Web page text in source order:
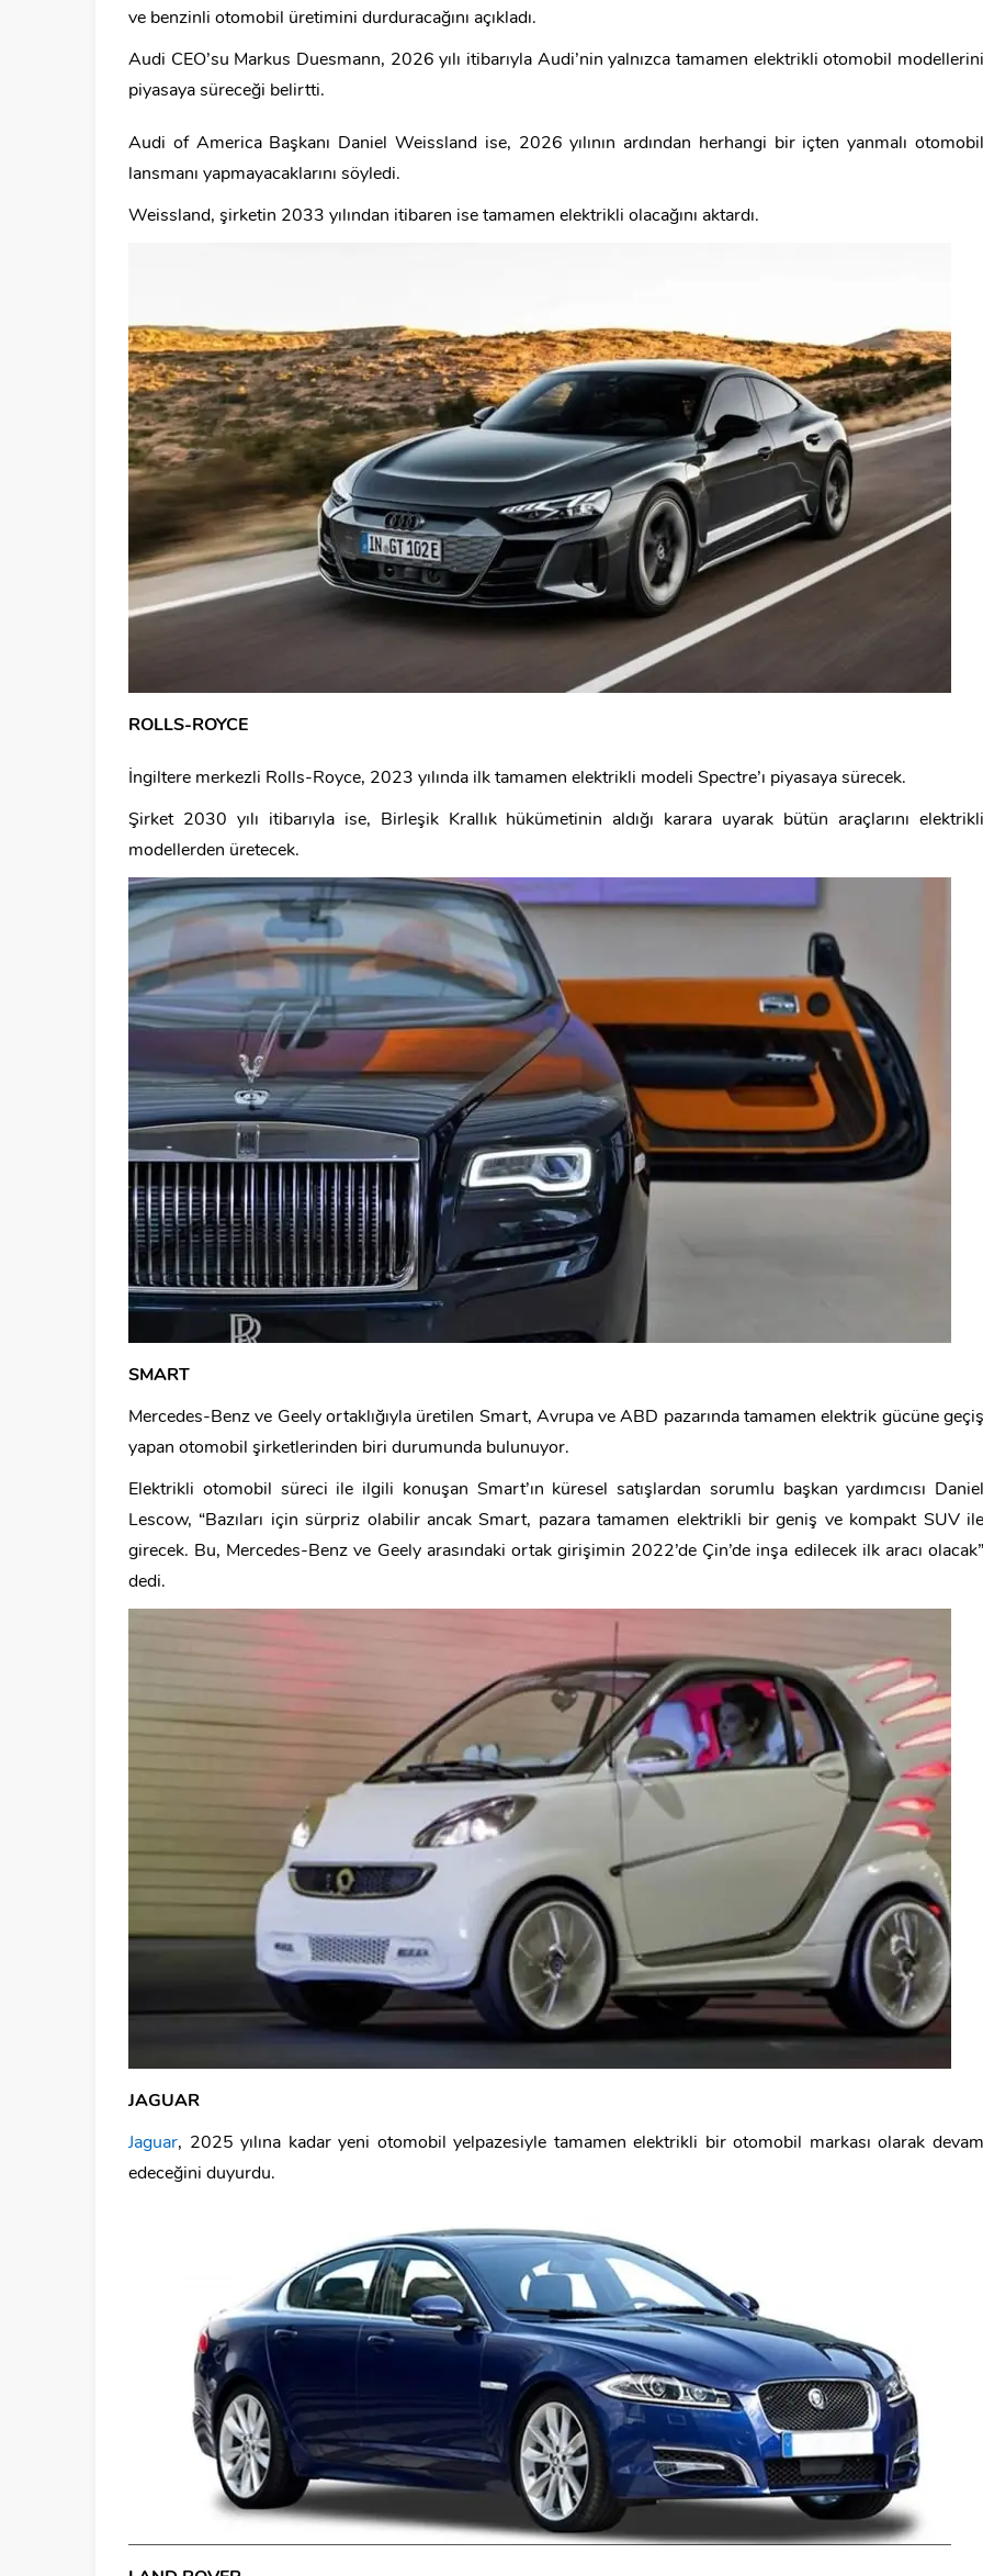
ve benzinli otomobil üretimini durduracağını açıkladı.
Audi CEO’su Markus Duesmann, 2026 yılı itibarıyla Audi’nin yalnızca tamamen elektrikli otomobil modellerini
piyasaya süreceği belirtti.
Audi of America Başkanı Daniel Weissland ise, 2026 yılının ardından herhangi bir içten yanmalı otomobil
lansmanı yapmayacaklarını söyledi.
Weissland, şirketin 2033 yılından itibaren ise tamamen elektrikli olacağını aktardı.
ROLLS-ROYCE
İngiltere merkezli Rolls-Royce, 2023 yılında ilk tamamen elektrikli modeli Spectre’ı piyasaya sürecek.
Şirket 2030 yılı itibarıyla ise, Birleşik Krallık hükümetinin aldığı karara uyarak bütün araçlarını elektrikli
modellerden üretecek.
SMART
Mercedes-Benz ve Geely ortaklığıyla üretilen Smart, Avrupa ve ABD pazarında tamamen elektrik gücüne geçiş
yapan otomobil şirketlerinden biri durumunda bulunuyor.
Elektrikli otomobil süreci ile ilgili konuşan Smart’ın küresel satışlardan sorumlu başkan yardımcısı Daniel
Lescow, “Bazıları için sürpriz olabilir ancak Smart, pazara tamamen elektrikli bir geniş ve kompakt SUV ile
girecek. Bu, Mercedes-Benz ve Geely arasındaki ortak girişimin 2022’de Çin’de inşa edilecek ilk aracı olacak”
dedi.
JAGUAR
Jaguar, 2025 yılına kadar yeni otomobil yelpazesiyle tamamen elektrikli bir otomobil markası olarak devam
edeceğini duyurdu.